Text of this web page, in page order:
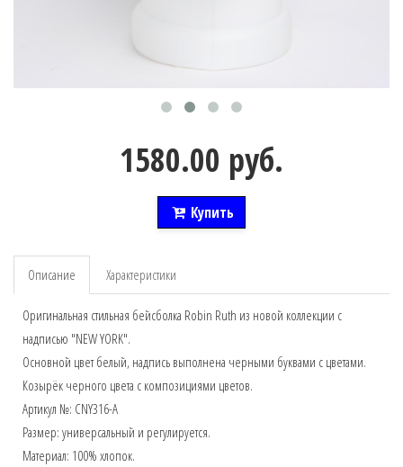
1580.00 руб.
Купить
Описание Характеристики
Оригинальная стильная бейсболка Robin Ruth из новой коллекции с
надписью "NEW YORK".
Основной цвет белый, надпись выполнена черными буквами с цветами.
Козырёк черного цвета с композициями цветов.
Артикул №: CNY316-A
Размер: универсальный и регулируется.
Материал: 100% хлопок.